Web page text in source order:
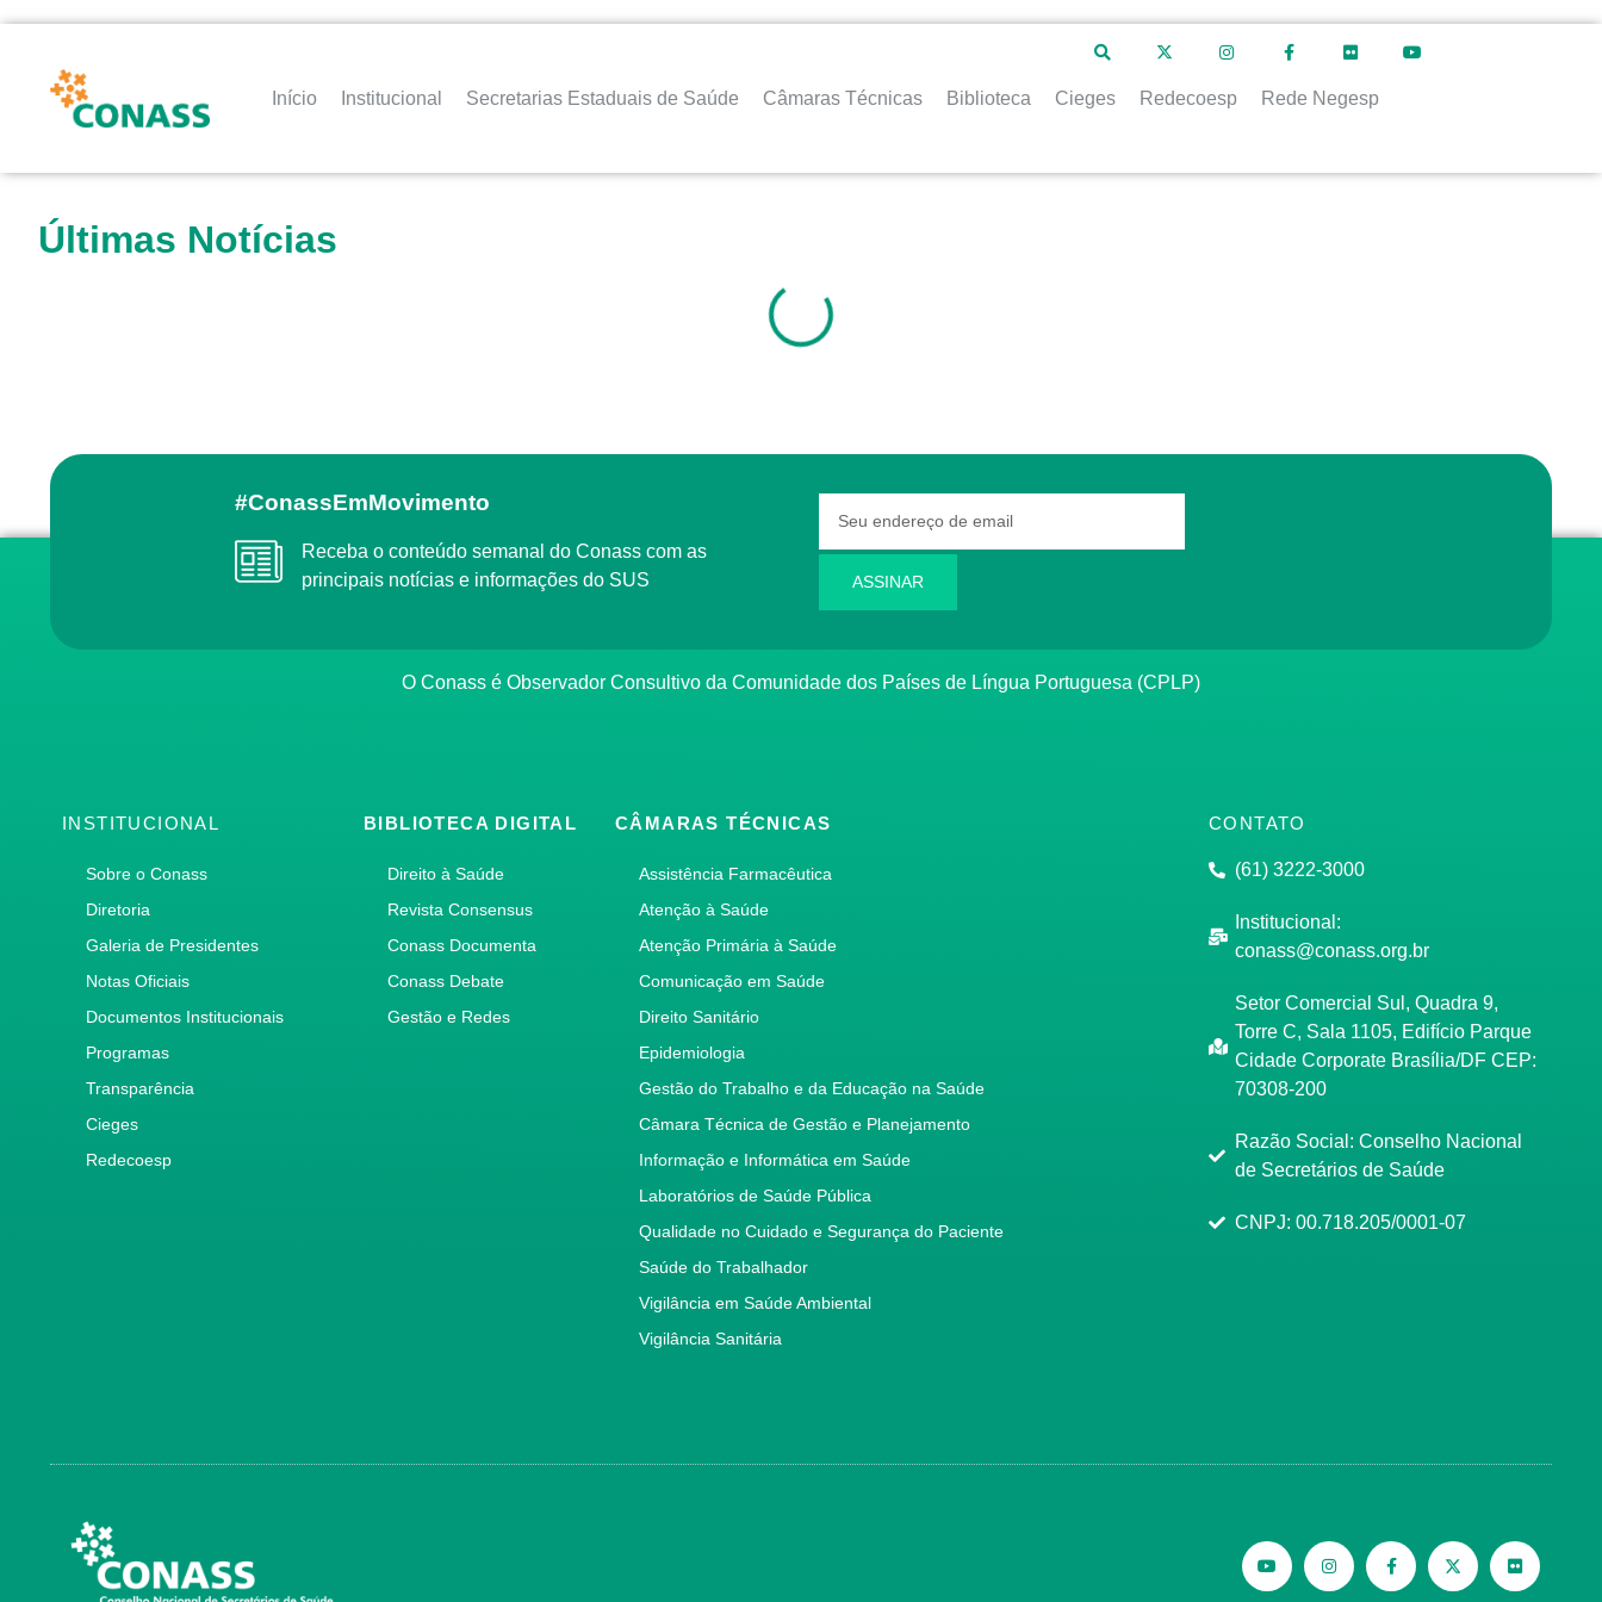
Início Institucional Secretarias Estaduais de Saúde Câmaras Técnicas Biblioteca Cieges Redecoesp Rede Negesp
Últimas Notícias
#ConassEmMovimento
Receba o conteúdo semanal do Conass com as
principais notícias e informações do SUS
ASSINAR
O Conass é Observador Consultivo da Comunidade dos Países de Língua Portuguesa (CPLP)
INSTITUCIONAL
Sobre o Conass
Diretoria
Galeria de Presidentes
Notas Oficiais
Documentos Institucionais
Programas
Transparência
Cieges
Redecoesp
BIBLIOTECA DIGITAL
Direito à Saúde
Revista Consensus
Conass Documenta
Conass Debate
Gestão e Redes
CÂMARAS TÉCNICAS
Assistência Farmacêutica
Atenção à Saúde
Atenção Primária à Saúde
Comunicação em Saúde
Direito Sanitário
Epidemiologia
Gestão do Trabalho e da Educação na Saúde
Câmara Técnica de Gestão e Planejamento
Informação e Informática em Saúde
Laboratórios de Saúde Pública
Qualidade no Cuidado e Segurança do Paciente
Saúde do Trabalhador
Vigilância em Saúde Ambiental
Vigilância Sanitária
CONTATO
(61) 3222-3000
Institucional:
conass@conass.org.br
Setor Comercial Sul, Quadra 9,
Torre C, Sala 1105, Edifício Parque
Cidade Corporate Brasília/DF CEP:
70308-200
Razão Social: Conselho Nacional
de Secretários de Saúde
CNPJ: 00.718.205/0001-07